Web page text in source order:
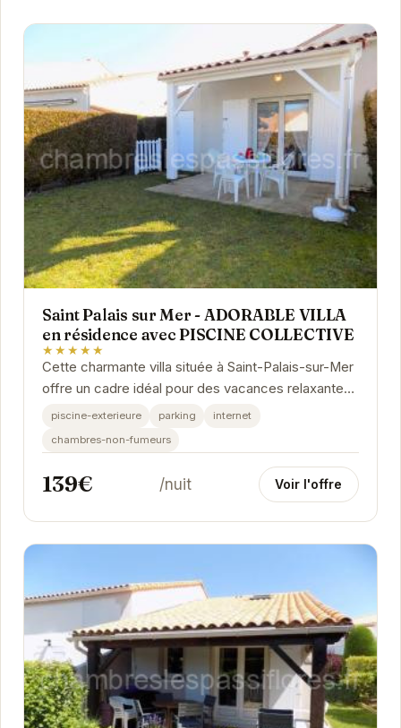
Saint Palais sur Mer - ADORABLE VILLA
en résidence avec PISCINE COLLECTIVE
★★★★★
Cette charmante villa située à Saint-Palais-sur-Mer
offre un cadre idéal pour des vacances relaxantes.
Profitez de la piscine collective de la...
piscine-exterieure parking
internet
chambres-non-fumeurs
139€ /nuit Voir l'offre